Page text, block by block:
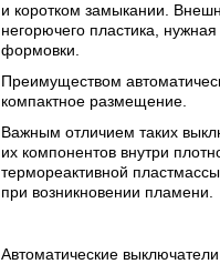
и коротком замыкании.
негорючего пластика,
формовки.
Преимуществом
компактное размещение.
Важным отличием таких
их компонентов внутри
термореактивной
при возникновении пламени.
Автоматические